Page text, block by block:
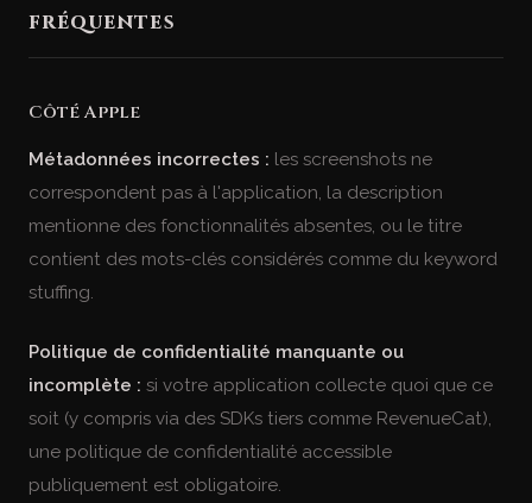
fréquentes
Côté Apple
Métadonnées incorrectes : les screenshots ne
correspondent pas à l'application, la description
mentionne des fonctionnalités absentes, ou le titre
contient des mots-clés considérés comme du keyword
stuffing.
Politique de confidentialité manquante ou
incomplète : si votre application collecte quoi que ce
soit (y compris via des SDKs tiers comme RevenueCat),
une politique de confidentialité accessible
publiquement est obligatoire.